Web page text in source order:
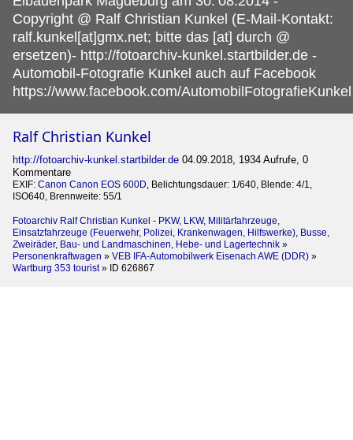
Copyright @ Ralf Christian Kunkel (E-Mail-Kontakt:
ralf.kunkel[at]gmx.net; bitte das [at] durch @
ersetzen)- http://fotoarchiv-kunkel.startbilder.de -
Automobil-Fotografie Kunkel auch auf Facebook
https://www.facebook.com/AutomobilFotografieKunkel
Ralf Christian Kunkel
http://fotoarchiv-kunkel.startbilder.de 04.09.2018, 1934 Aufrufe, 0
Kommentare
EXIF: Canon Canon EOS 600D, Belichtungsdauer: 1/640, Blende: 4/1,
ISO640, Brennweite: 55/1
Fotoarchiv Ralf Christian Kunkel - PKW, LKW, Militärfahrzeuge,
Einsatzfahrzeuge (Feuerwehr, Polizei, Krankenwagen, Hilfswerke), Busse,
Zweiräder, Bau- und Landmaschinen, Hebe- und Lagertechnik »
Personenkraftwagen » VEB IFA-Automobilwerk Eisenach AWE (DDR) »
Wartburg 353 tourist» ID 626867